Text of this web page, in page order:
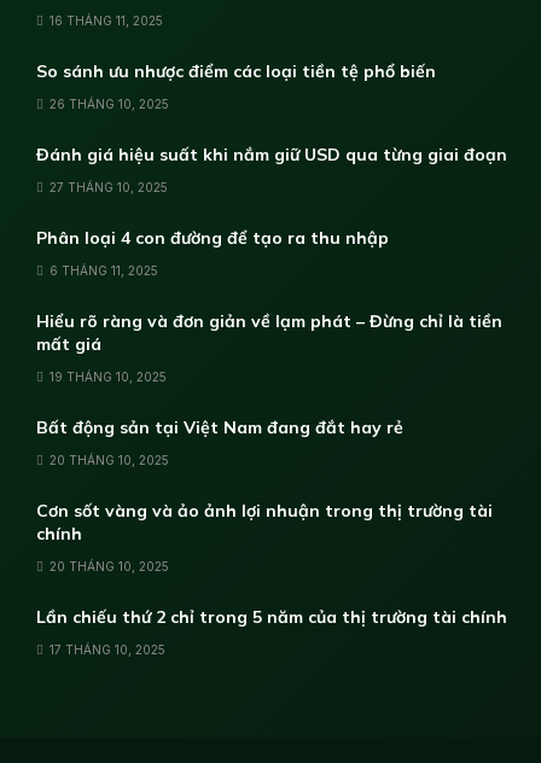
16 THÁNG 11, 2025
So sánh ưu nhược điểm các loại tiền tệ phổ biến
26 THÁNG 10, 2025
Đánh giá hiệu suất khi nắm giữ USD qua từng giai đoạn
27 THÁNG 10, 2025
Phân loại 4 con đường để tạo ra thu nhập
6 THÁNG 11, 2025
Hiểu rõ ràng và đơn giản về lạm phát – Đừng chỉ là tiền
mất giá
19 THÁNG 10, 2025
Bất động sản tại Việt Nam đang đắt hay rẻ
20 THÁNG 10, 2025
Cơn sốt vàng và ảo ảnh lợi nhuận trong thị trường tài
chính
20 THÁNG 10, 2025
Lần chiếu thứ 2 chỉ trong 5 năm của thị trường tài chính
17 THÁNG 10, 2025